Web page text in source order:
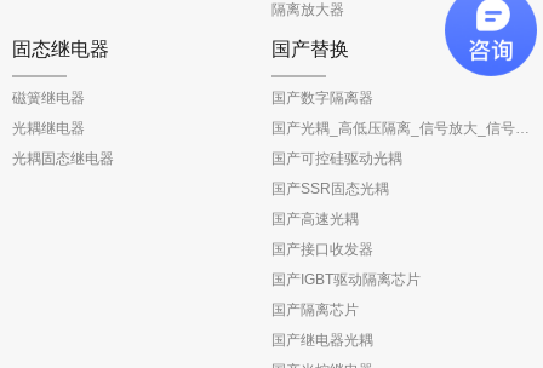
隔离放大器
固态继电器
磁簧继电器
光耦继电器
光耦固态继电器
国产替换
国产数字隔离器
国产光耦_高低压隔离_信号放大_信号反馈
国产可控硅驱动光耦
国产SSR固态光耦
国产高速光耦
国产接口收发器
国产IGBT驱动隔离芯片
国产隔离芯片
国产继电器光耦